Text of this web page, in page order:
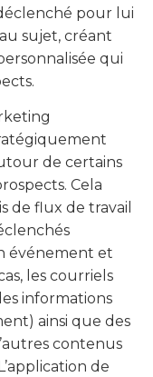
pour lui
sujet, créant
qui
de certains
Cela
de flux de travail
événement et
les courriels
informations
ainsi que des
contenus
de